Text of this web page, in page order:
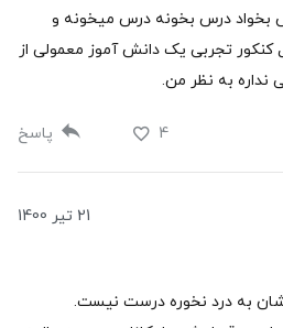
بخواد درس بخونه درس میخونه و
کنکور تجربی یک دانش آموز معمولی از
به نظر من.
4 پاسخ
21 تیر 1400
به درد نخوره درست نیست.